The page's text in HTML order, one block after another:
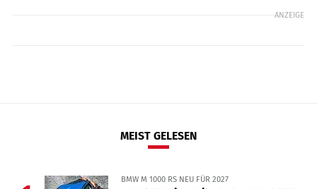
ANZEIGE
MEIST GELESEN
BMW M 1000 RS NEU FÜR 2027